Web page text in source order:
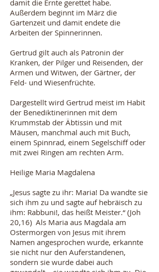
damit die Ernte gerettet habe.
Außerdem beginnt im März die
Gartenzeit und damit endete die
Arbeiten der Spinnerinnen.
Gertrud gilt auch als Patronin der
Kranken, der Pilger und Reisenden, der
Armen und Witwen, der Gärtner, der
Feld- und Wiesenfrüchte.
Dargestellt wird Gertrud meist im Habit
der Benediktinerinnen mit dem
Krummstab der Äbtissin und mit
Mäusen, manchmal auch mit Buch,
einem Spinnrad, einem Segelschiff oder
mit zwei Ringen am rechten Arm.
Heilige Maria Magdalena
„Jesus sagte zu ihr: Maria! Da wandte sie
sich ihm zu und sagte auf hebräisch zu
ihm: Rabbuni!, das heißt Meister.“ (Joh
20,16) Als Maria aus Magdala am
Ostermorgen von Jesus mit ihrem
Namen angesprochen wurde, erkannte
sie nicht nur den Auferstandenen,
sondern sie wurde dabei auch